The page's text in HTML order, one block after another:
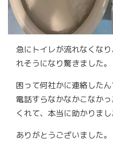
急にトイレが流れなくな
れそうになり驚きました。
困って何社かに連絡した
電話すらなかなかこなか
くれて、本当に助かりまし
ありがとうございました。